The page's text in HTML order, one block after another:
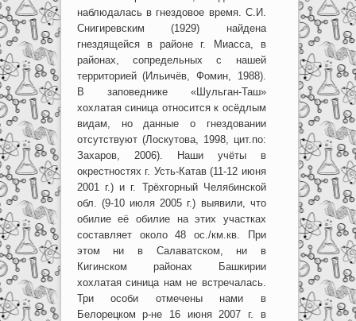
наблюдалась в гнездовое время. С.И.
Снигиревским (1929) найдена
гнездящейся в районе г. Миасса, в
районах, сопредельных с нашей
территорией (Ильичёв, Фомин, 1988).
В заповеднике «Шульган-Таш»
хохлатая синица относится к осёдлым
видам, но данные о гнездовании
отсутствуют (Лоскутова, 1998, цит.по:
Захаров, 2006). Наши учёты в
окрестностях г. Усть-Катав (11-12 июня
2001 г.) и г. Трёхгорный Челябинской
обл. (9-10 июля 2005 г.) выявили, что
обилие её обилие на этих участках
составляет около 48 ос./км.кв. При
этом ни в Салаватском, ни в
Кигинском районах Башкирии
хохлатая синица нам не встречалась.
Три особи отмечены нами в
Белорецком р-не 16 июня 2007 г. в